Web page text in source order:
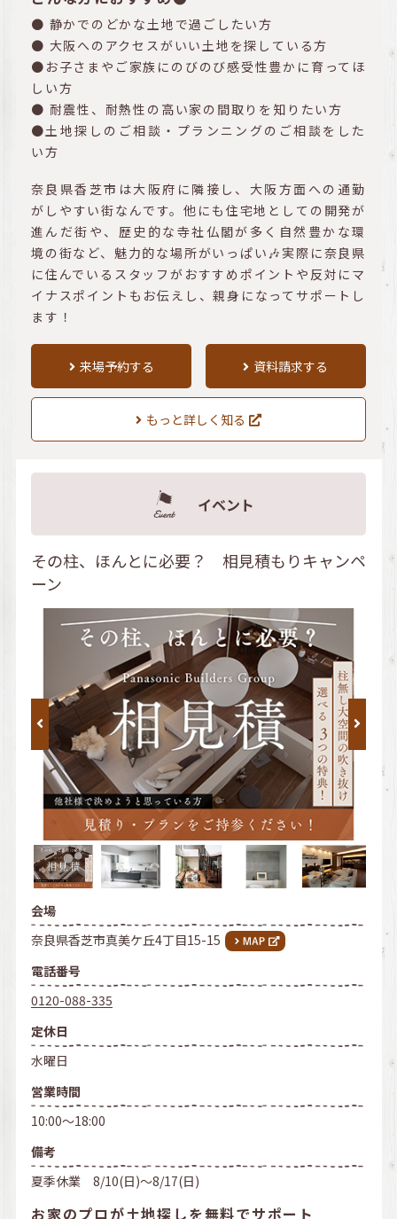
● 静かでのどかな土地で過ごしたい方
● 大阪へのアクセスがいい土地を探している方
●お子さまやご家族にのびのび感受性豊かに育ってほ
しい方
● 耐震性、耐熱性の高い家の間取りを知りたい方
●土地探しのご相談・プランニングのご相談をした
い方
奈良県香芝市は大阪府に隣接し、大阪方面への通勤
がしやすい街なんです。他にも住宅地としての開発が
進んだ街や、歴史的な寺社仏閣が多く自然豊かな環
境の街など、魅力的な場所がいっぱい🎶実際に奈良県
に住んでいるスタッフがおすすめポイントや反対にマ
イナスポイントもお伝えし、親身になってサポートし
ます！
来場予約する 資料請求する
もっと詳しく知る
イベント
その柱、ほんとに必要？ 相見積もりキャンペ
ーン
会場
奈良県香芝市真美ケ丘4丁目15-15
電話番号
0120-088-335
定休日
水曜日
営業時間
10:00～18:00
備考
夏季休業 8/10(日)～8/17(日)
お家のプロが土地探しを無料でサポート